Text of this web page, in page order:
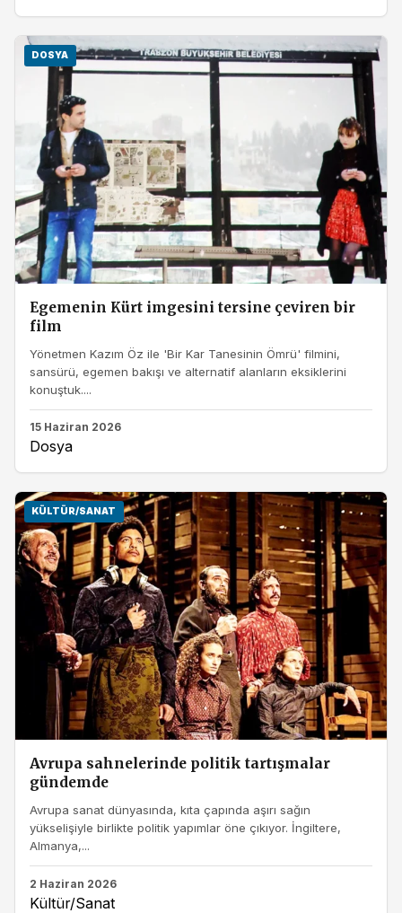
DOSYA
Egemenin Kürt imgesini tersine çeviren bir
film
Yönetmen Kazım Öz ile 'Bir Kar Tanesinin Ömrü' filmini,
sansürü, egemen bakışı ve alternatif alanların eksiklerini
konuştuk....
15 Haziran 2026
Dosya
KÜLTÜR/SANAT
Avrupa sahnelerinde politik tartışmalar
gündemde
Avrupa sanat dünyasında, kıta çapında aşırı sağın
yükselişiyle birlikte politik yapımlar öne çıkıyor. İngiltere,
Almanya,...
2 Haziran 2026
Kültür/Sanat